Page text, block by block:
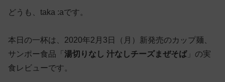
どうも、taka :aです。
本日の一杯は、2020年2月3日（月）新発売のカップ麺、
サンポー食品「 湯切りなし 汁なしチーズまぜそば」の実
食レビューです。